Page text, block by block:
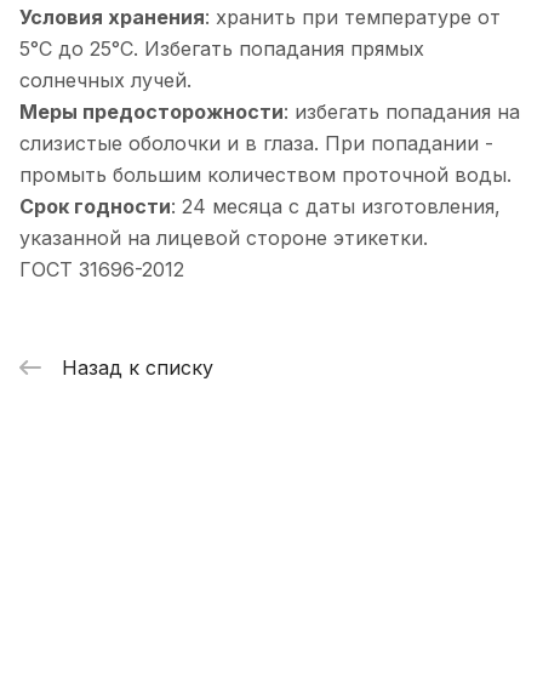
Условия хранения: хранить при температуре от
5°С до 25°С. Избегать попадания прямых
солнечных лучей.
Меры предосторожности: избегать попадания на
слизистые оболочки и в глаза. При попадании -
промыть большим количеством проточной воды.
Срок годности: 24 месяца с даты изготовления,
указанной на лицевой стороне этикетки.
ГОСТ 31696-2012
Назад к списку